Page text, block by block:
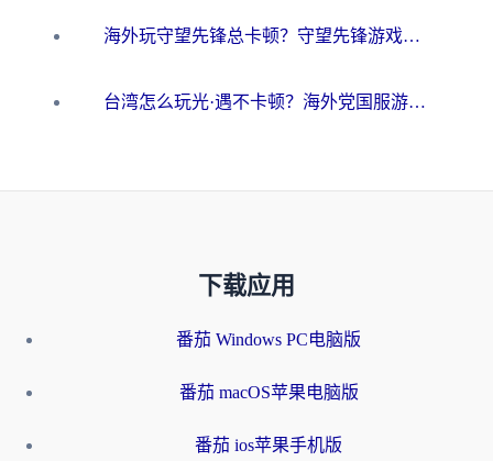
海外玩守望先锋总卡顿？守望先锋游戏加速器在哪里买&避坑指南（附欧洲非洲游戏实测）
台湾怎么玩光·遇不卡顿？海外党国服游戏加速终极攻略（附实测体验）
下载应用
番茄 Windows PC电脑版
番茄 macOS苹果电脑版
番茄 ios苹果手机版